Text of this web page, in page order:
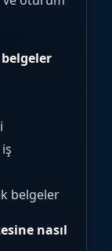
belgeler
nasıl